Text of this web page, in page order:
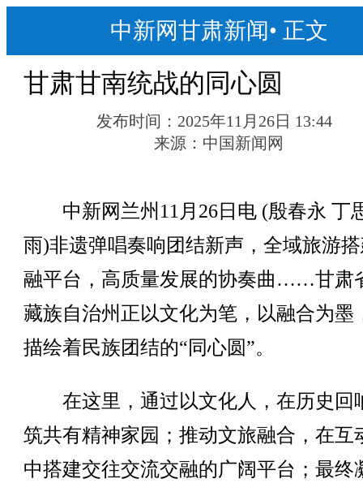
中新网甘肃新闻• 正文
甘肃甘南统战的同心圆
发布时间： 2025年11月26日 13:44
来源： 中国新闻网
中新网兰州11月26日电 (殷春永 丁
雨)非遗弹唱奏响团结新声，全域旅游
融平台，高质量发展的协奏曲……甘肃
藏族自治州正以文化为笔，以融合为墨
描绘着民族团结的“同心圆”。
在这里，通过以文化人，在历史回
筑共有精神家园；推动文旅融合，在互
中搭建交往交流交融的广阔平台；最终